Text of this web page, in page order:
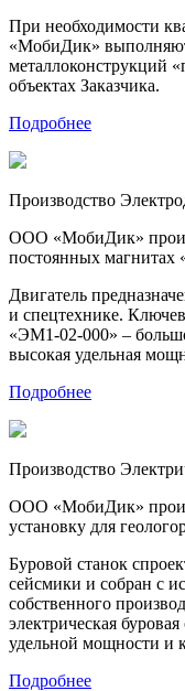
При необходимости
«МобиДик»
металлоконструкций
объектах Заказчика.
Подробнее
Производство
ООО «МобиДик»
постоянных
Двигатель
и спецтехнике.
«ЭМ1-02-000» –
высокая удельная
Подробнее
Производство
ООО «МобиДик»
установку для
Буровой станок
сейсмики и собран с
собственного
электрическая
удельной мощности и
Подробнее